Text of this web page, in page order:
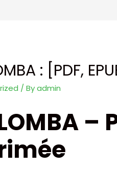
: [PDF,
/ Byadmin
–